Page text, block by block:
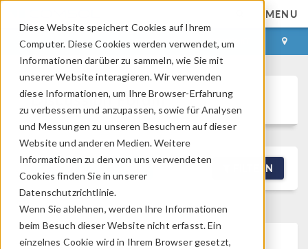
Diese Website speichert Cookies auf Ihrem
Computer. Diese Cookies werden verwendet, um
Informationen darüber zu sammeln, wie Sie mit
unserer Website interagieren. Wir verwenden
diese Informationen, um Ihre Browser-Erfahrung
zu verbessern und anzupassen, sowie für Analysen
und Messungen zu unseren Besuchern auf dieser
Website und anderen Medien. Weitere
Informationen zu den von uns verwendeten
Cookies finden Sie in unserer
Datenschutzrichtlinie.
Wenn Sie ablehnen, werden Ihre Informationen
beim Besuch dieser Website nicht erfasst. Ein
einzelnes Cookie wird in Ihrem Browser gesetzt,
MENU
ANMELDEN KONTAKT
Discussion Forum
FILTERN